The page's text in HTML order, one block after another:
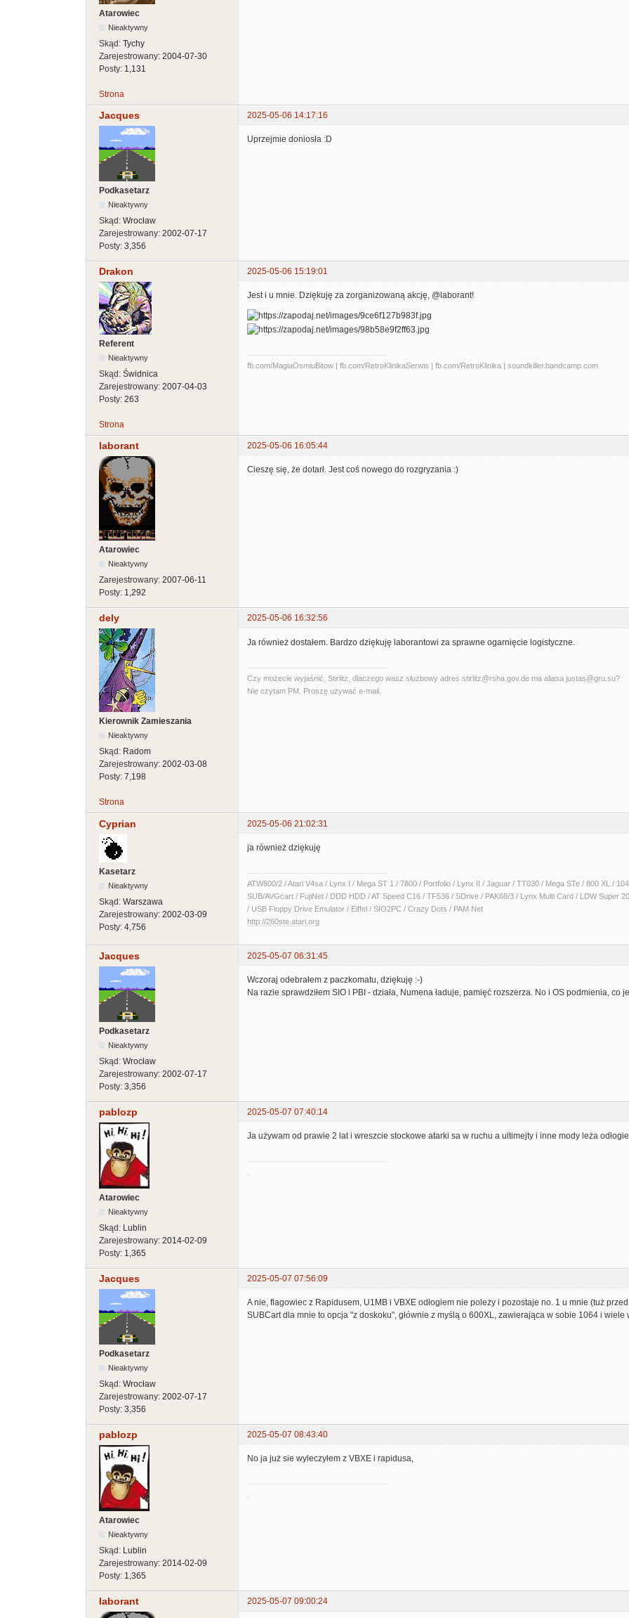
Atarowiec
Nieaktywny
Skąd: Tychy
Zarejestrowany: 2004-07-30
Posty: 1,131
Strona
Jacques 2025-05-06 14:17:16
Podkasetarz
Nieaktywny
Skąd: Wrocław
Zarejestrowany: 2002-07-17
Posty: 3,356
Uprzejmie doniosła :D
Drakon 2025-05-06 15:19:01
Referent
Nieaktywny
Skąd: Świdnica
Zarejestrowany: 2007-04-03
Posty: 263
Jest i u mnie. Dziękuję za zorganizowaną akcję, @laborant!
fb.com/MagiaOsmiuBitow | fb.com/RetroKlinikaSerwis | fb.com/RetroKlinika | soundkiller.bandcamp.com
Strona
laborant 2025-05-06 16:05:44
Atarowiec
Nieaktywny
Zarejestrowany: 2007-06-11
Posty: 1,292
Cieszę się, że dotarł. Jest coś nowego do rozgryzania :)
dely 2025-05-06 16:32:56
Kierownik Zamieszania
Nieaktywny
Skąd: Radom
Zarejestrowany: 2002-03-08
Posty: 7,198
Ja również dostałem. Bardzo dziękuję laborantowi za sprawne ogarnięcie logistyczne.
Czy możecie wyjaśnić, Stirlitz, dlaczego wasz służbowy adres stirlitz@rsha.gov.de ma aliasa justas@gru.su?
Nie czytam PM. Proszę używać e-mail.
Strona
Cyprian 2025-05-06 21:02:31
Kasetarz
Nieaktywny
Skąd: Warszawa
Zarejestrowany: 2002-03-09
Posty: 4,756
ja również dziękuję
ATW800/2 / Atari V4sa / Lynx I / Mega ST 1 / 7800 / Portfolio / Lynx II / Jaguar / TT030 / Mega STe / 800 XL /
SUB/AVGcart / FujiNet / DDD HDD / AT Speed C16 / TF536 / SDrive / PAK68/3 / Lynx Multi Card / LDW Super
/ USB Floppy Drive Emulator / Eiffel / SIO2PC / Crazy Dots / PAM Net
http://260ste.atari.org
Jacques 2025-05-07 06:31:45
Podkasetarz
Nieaktywny
Skąd: Wrocław
Zarejestrowany: 2002-07-17
Posty: 3,356
Wczoraj odebrałem z paczkomatu, dziękuję :-)
Na razie sprawdziłem SIO i PBI - działa, Numena ładuje, pamięć rozszerza. No i OS podmienia, co
pablozp 2025-05-07 07:40:14
Atarowiec
Nieaktywny
Skąd: Lublin
Zarejestrowany: 2014-02-09
Posty: 1,365
Ja używam od prawie 2 lat i wreszcie stockowe atarki sa w ruchu a ultimejty i inne mody leża
Jacques 2025-05-07 07:56:09
Podkasetarz
Nieaktywny
Skąd: Wrocław
Zarejestrowany: 2002-07-17
Posty: 3,356
A nie, flagowiec z Rapidusem, U1MB i VBXE odłogiem nie poleży i pozostaje no. 1 u mnie (tuż
SUBCart dla mnie to opcja "z doskoku", głównie z myślą o 600XL, zawierająca w sobie 1064 i wiele
pablozp 2025-05-07 08:43:40
Atarowiec
Nieaktywny
Skąd: Lublin
Zarejestrowany: 2014-02-09
Posty: 1,365
No ja już sie wyleczyłem z VBXE i rapidusa,
laborant 2025-05-07 09:00:24